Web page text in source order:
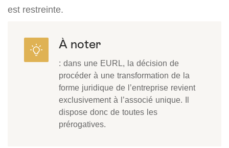
est restreinte.
À noter
: dans une EURL, la décision de
procéder à une transformation de la
forme juridique de l’entreprise revient
exclusivement à l’associé unique. Il
dispose donc de toutes les
prérogatives.